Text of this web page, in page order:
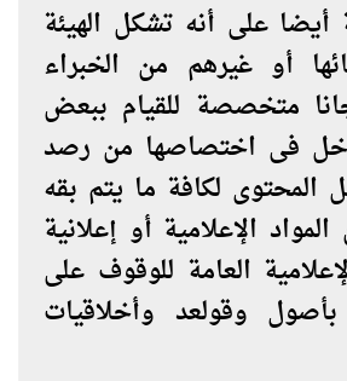
على أنه تشكل الهيئة
أو غيرهم من الخبراء
متخصصة للقيام ببعض
فى اختصاصها من رصد
المحتوى لكافة ما يتم بقه
الإعلامية أو إعلانية
العامة للوقوف على
بأصول وقولعد وأخلاقيات